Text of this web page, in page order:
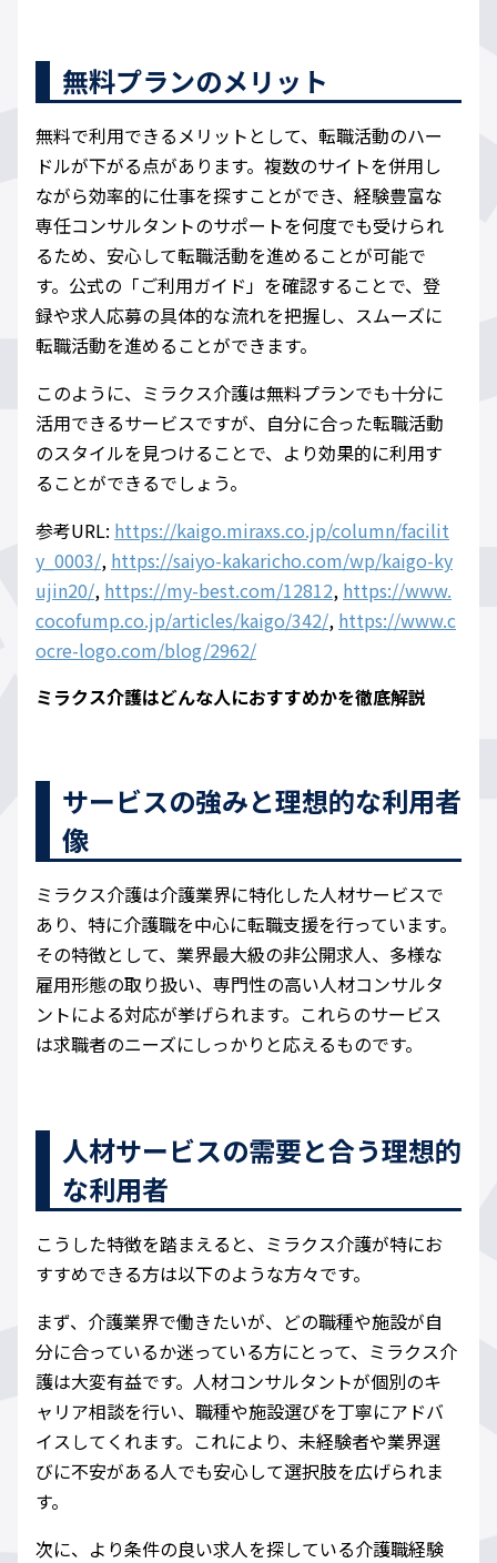
無料プランのメリット
無料で利用できるメリットとして、転職活動のハー
ドルが下がる点があります。複数のサイトを併用し
ながら効率的に仕事を探すことができ、経験豊富な
専任コンサルタントのサポートを何度でも受けられ
るため、安心して転職活動を進めることが可能で
す。公式の「ご利用ガイド」を確認することで、登
録や求人応募の具体的な流れを把握し、スムーズに
転職活動を進めることができます。
このように、ミラクス介護は無料プランでも十分に
活用できるサービスですが、自分に合った転職活動
のスタイルを見つけることで、より効果的に利用す
ることができるでしょう。
参考URL: https://kaigo.miraxs.co.jp/column/facilit
y_0003/, https://saiyo-kakaricho.com/wp/kaigo-ky
ujin20/, https://my-best.com/12812, https://www.
cocofump.co.jp/articles/kaigo/342/, https://www.c
ocre-logo.com/blog/2962/
ミラクス介護はどんな人におすすめかを徹底解説
サービスの強みと理想的な利用者
像
ミラクス介護は介護業界に特化した人材サービスで
あり、特に介護職を中心に転職支援を行っています。
その特徴として、業界最大級の非公開求人、多様な
雇用形態の取り扱い、専門性の高い人材コンサルタ
ントによる対応が挙げられます。これらのサービス
は求職者のニーズにしっかりと応えるものです。
人材サービスの需要と合う理想的
な利用者
こうした特徴を踏まえると、ミラクス介護が特にお
すすめできる方は以下のような方々です。
まず、介護業界で働きたいが、どの職種や施設が自
分に合っているか迷っている方にとって、ミラクス介
護は大変有益です。人材コンサルタントが個別のキ
ャリア相談を行い、職種や施設選びを丁寧にアドバ
イスしてくれます。これにより、未経験者や業界選
びに不安がある人でも安心して選択肢を広げられま
す。
次に、より条件の良い求人を探している介護職経験